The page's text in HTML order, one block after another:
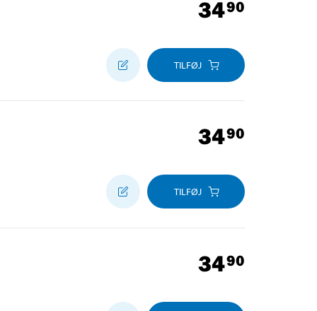
3490
TILFØJ
3490
TILFØJ
3490